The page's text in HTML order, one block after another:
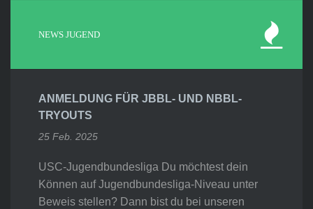
NEWS JUGEND
ANMELDUNG FÜR JBBL- UND NBBL-
TRYOUTS
25 Feb. 2025
USC-Jugendbundesliga Du möchtest dein
Können auf Jugendbundesliga-Niveau unter
Beweis stellen? Dann bist du bei unseren